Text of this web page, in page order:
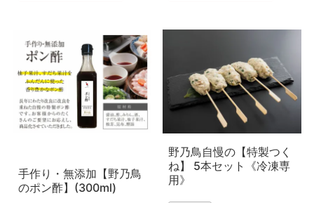
手作り・無添加【野乃鳥
のポン酢】(300ml)
野乃鳥自慢の【特製つく
ね】 5本セット《冷凍専
用》